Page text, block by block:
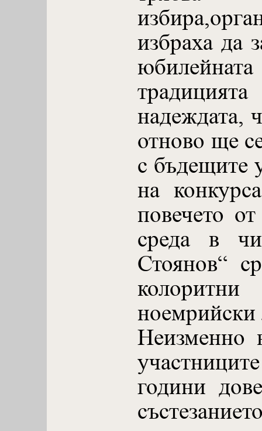
избраха да
надеждата,
отново ще
с бъдещите
на
повечето
среда в
Стоянов“
ноемрийски
Неизменно
години